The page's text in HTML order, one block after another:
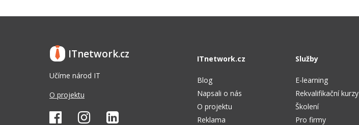
ITnetwork.cz
Učíme národ IT
O projektu
ITnetwork.cz
Blog
Napsali o nás
O projektu
Reklama
Služby
E-learning
Rekvalifikační kurzy
Školení
Pro firmy